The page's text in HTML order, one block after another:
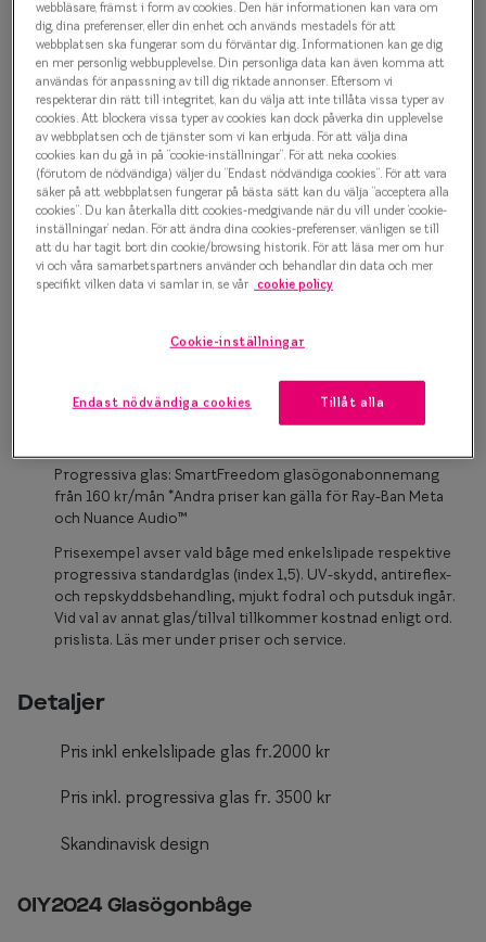
Olika
Taberg
Trender
1 500 kr
Havana
Bågstorlek
XS
Upp till 119 mm
Osäker på vilken storlek du har? Se vår Storleksguide
Boka synundersökning
Enkelslipade glas: SmartFreedom glasögonabonnemang
Progressiva glas: SmartFreedom glasögonabonnemang
från 160 kr/mån *Andra priser kan gälla för Ray-Ban Meta
och Nuance Audio™
Prisexempel avser vald båge med enkelslipade respektive
progressiva standardglas (index 1,5). UV-skydd, antireflex-
och repskyddsbehandling, mjukt fodral och putsduk ingår.
Vid val av annat glas/tillval tillkommer kostnad enligt ord.
prislista. Läs mer under priser och service.
Detaljer
Pris inkl enkelslipade glas fr.2000 kr
Pris inkl. progressiva glas fr. 3500 kr
Skandinavisk design
0IY2024 Glasögonbåge
webbläsare, främst i form av cookies. Den här informationen kan vara om
dig, dina preferenser, eller din enhet och används mestadels för att
webbplatsen ska fungerar som du förväntar dig. Informationen kan ge dig
en mer personlig webbupplevelse. Din personliga data kan även komma att
användas för anpassning av till dig riktade annonser. Eftersom vi
respekterar din rätt till integritet, kan du välja att inte tillåta vissa typer av
cookies. Att blockera vissa typer av cookies kan dock påverka din upplevelse
av webbplatsen och de tjänster som vi kan erbjuda. För att välja dina
cookies kan du gå in på ”cookie-inställningar”. För att neka cookies
(förutom de nödvändiga) väljer du ”Endast nödvändiga cookies”. För att vara
säker på att webbplatsen fungerar på bästa sätt kan du välja ”acceptera alla
cookies”. Du kan återkalla ditt cookies-medgivande när du vill under ’cookie-
inställningar’ nedan. För att ändra dina cookies-preferenser, vänligen se till
att du har tagit bort din cookie/browsing historik. För att läsa mer om hur
vi och våra samarbetspartners använder och behandlar din data och mer
specifikt vilken data vi samlar in, se vår cookie policy
Cookie-inställningar
Endast nödvändiga cookies Tillåt alla